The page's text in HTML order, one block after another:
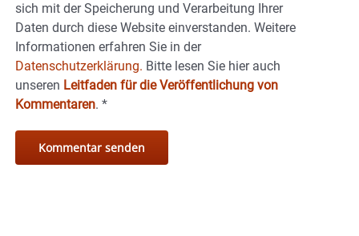
sich mit der Speicherung und Verarbeitung Ihrer
Daten durch diese Website einverstanden. Weitere
Informationen erfahren Sie in der
Datenschutzerklärung. Bitte lesen Sie hier auch
unseren Leitfaden für die Veröffentlichung von
Kommentaren. *